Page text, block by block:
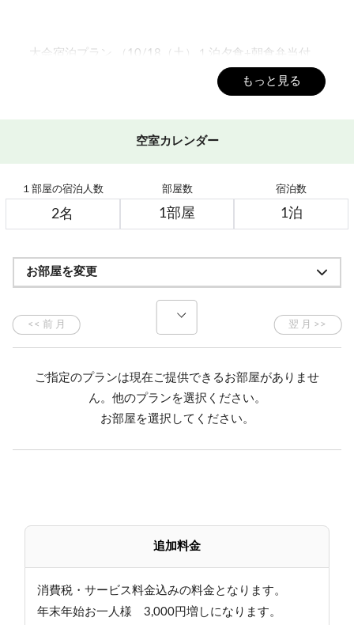
大会宿泊プラン （10/18（土）１泊夕食+朝食弁当付
1室1名様利用 お一人様 16,050円 (税込)
1室3名様以上 お一人様 13,050円 (税込)
アスリート向けワンプレート夕食プランもございま
す。
前日の受付会場：ホテルから車で３分
受付日：2025年10月18日（土）
大会当日：2025年10月19日（日）
レーススタート：横手山スキー場（第1リフト乗り場
選手のお客様は、ご到着時に現金にて清算をお願い
早朝のチェックアウト時は、フロントカウンター返
却カゴにルームキーお戻しくださいますようお願い致
します。
もっと見る
空室カレンダー
１部屋の宿泊人数 部屋数 宿泊数
お部屋を変更
ご指定のプランは現在ご提供できるお部屋がありませ
ん。他のプランを選択ください。
お部屋を選択してください。
追加料金
消費税・サービス料金込みの料金となります。
年末年始お一人様 3,000円増しになります。